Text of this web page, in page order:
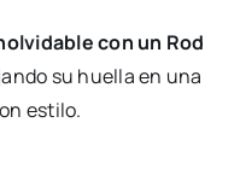
con un Rod
su huella en una
estilo.